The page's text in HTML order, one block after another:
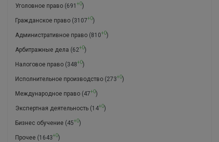
Уголовное право (691 +0)
Гражданское право (3107+0)
Административное право (810+0)
Арбитражные дела (62+0)
Налоговое право (348+0)
Исполнительное производство (273+0)
Международное право (47+0)
Экспертная деятельность (14+0)
Бизнес обучение (45+0)
Прочее (1643+0)